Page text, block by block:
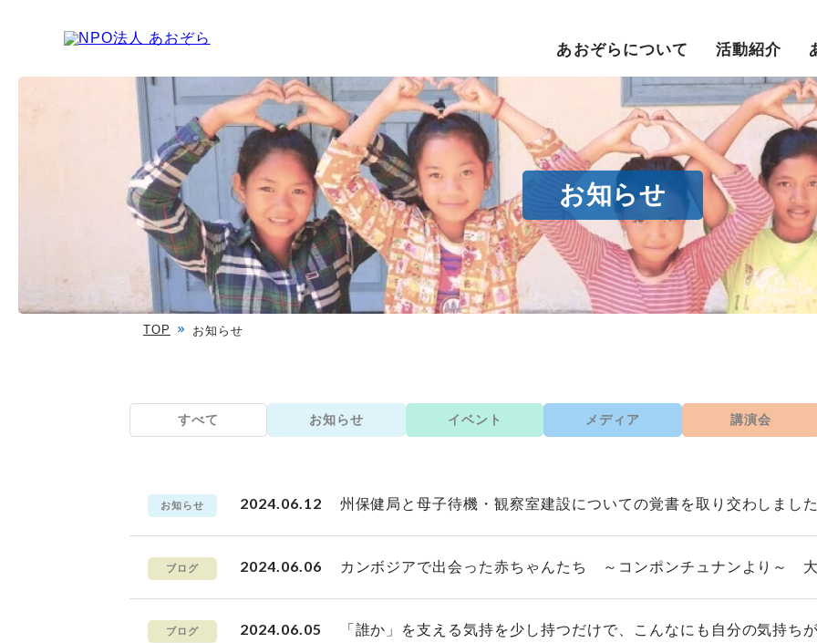
あおぞらについて 活動紹介
お知らせ
TOP お知らせ
すべて お知らせ イベント メディア 講演会
お知らせ 2024.06.12 州保健局と母子待機・観察室建設についての覚書を取り交わしました
ブログ 2024.06.06 カンボジアで出会った赤ちゃんたち ～コンポンチュナンより～
ブログ 2024.06.05 「誰か」を支える気持を少し持つだけで、こんなにも自分の気持